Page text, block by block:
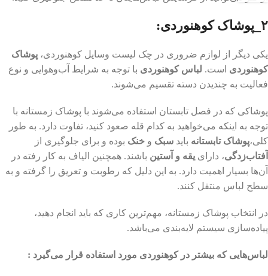
۲_پوشاک کوهنوردی:
یکی دیگر از لوازم ضروری در چک لیست وسایل کوهنوردی، پوشاک
کوهنوردی است. لباس کوهنوردی با توجه به شرایط آب‌و‌هوایی و نوع
فعالیت به چندیدن دسته تقسیم می‌شوند.
پوشاکی که در فصل تابستان استفاده می‌شوند با پوشاک زمستانه با
توجه به اینکه می‌خواهید به کدام قله صعود کنید، تفاوت دارد. به طور
کلی،پوشاک تابستانه باید سبک و خنک بوده و برای جلوگیری از
آفتاب‌زدگی، دارای یقه و آستین باشند. همچنین الیاف به کار رفته در
آن‌ها بسیار اهمیت دارد. به این دلیل که رطوبت و تعریق را گرفته و به
سطح لباس منتقل کنند.
در انتخاب پوشاک زمستانه، مهم‌ترین کاری که باید انجام دهید،
پیاده‌سازی سیستم لایه‌بندی می‌باشد.
لباس‌هایی که بیشتر در کوهنوردی مورد استفاده قرار می‌گیرد :